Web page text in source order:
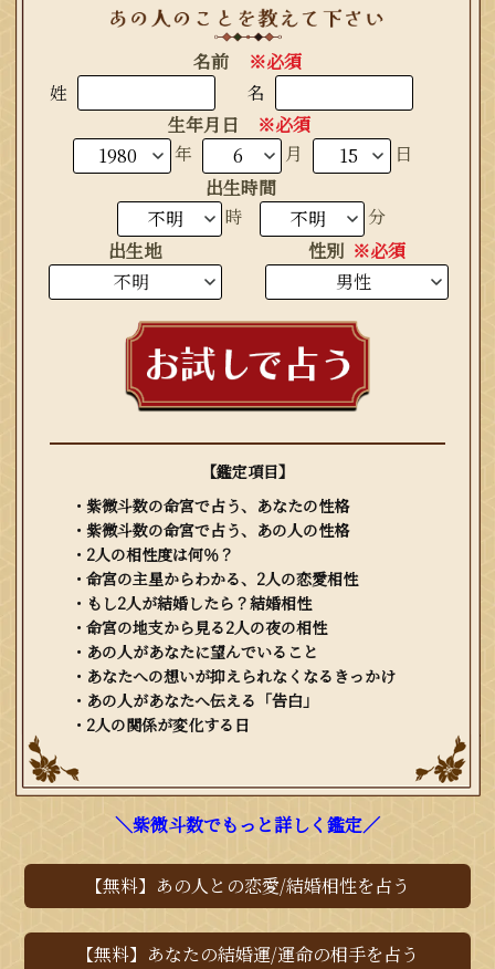
名前
※必須
姓
名
生年月日
※必須
生まれ年
年 月
日
出生時間
時
分
出生地
性別 ※必須
【鑑定項目】
・紫微斗数の命宮で占う、あなたの性格
・紫微斗数の命宮で占う、あの人の性格
・2人の相性度は何％？
・命宮の主星からわかる、2人の恋愛相性
・もし2人が結婚したら？結婚相性
・命宮の地支から見る2人の夜の相性
・あの人があなたに望んでいること
・あなたへの想いが抑えられなくなるきっかけ
・あの人があなたへ伝える「告白」
・2人の関係が変化する日
＼紫微斗数でもっと詳しく鑑定／
【無料】あの人との恋愛/結婚相性を占う
【無料】あなたの結婚運/運命の相手を占う